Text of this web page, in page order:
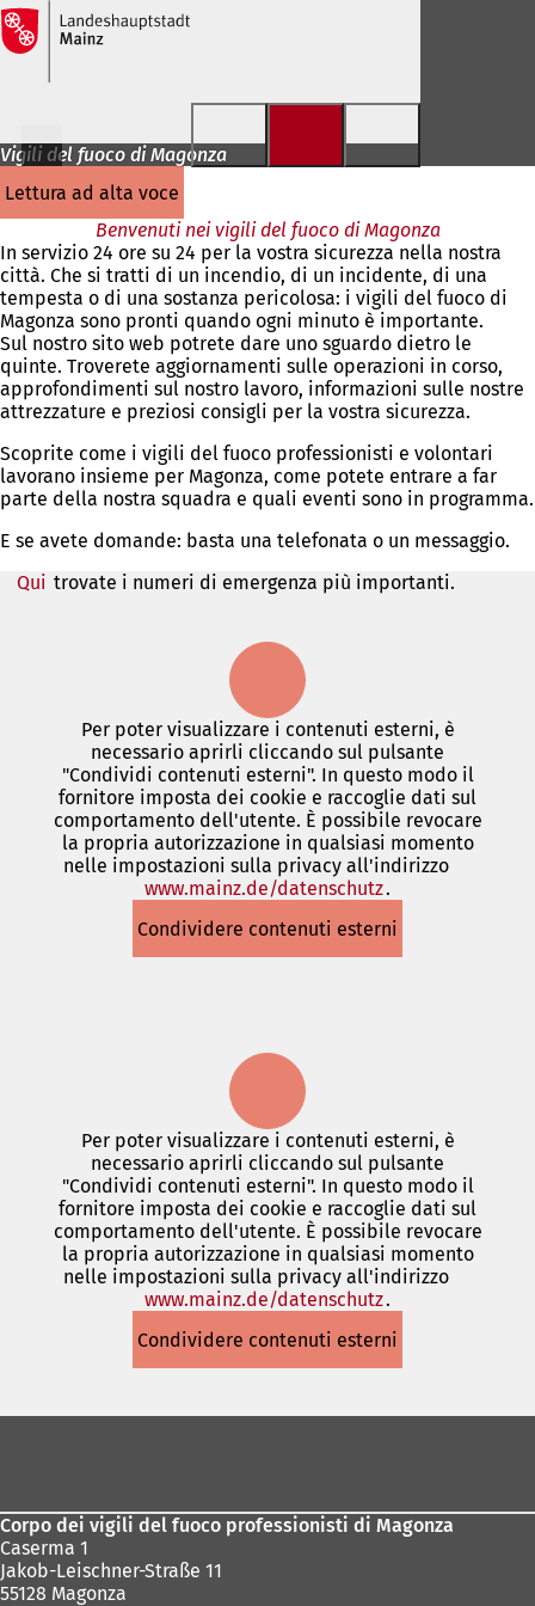
Vai al contenuto
Vigili del fuoco di Magonza
lettura ad alta voce
Benvenuti nei vigili del fuoco di Magonza
In servizio 24 ore su 24 per la vostra sicurezza nella nostra
città. Che si tratti di un incendio, di un incidente, di una
tempesta o di una sostanza pericolosa: i vigili del fuoco di
Magonza sono pronti quando ogni minuto è importante.
Sul nostro sito web potrete dare uno sguardo dietro le
quinte. Troverete aggiornamenti sulle operazioni in corso,
approfondimenti sul nostro lavoro, informazioni sulle nostre
attrezzature e preziosi consigli per la vostra sicurezza.
Scoprite come i vigili del fuoco professionisti e volontari
lavorano insieme per Magonza, come potete entrare a far
parte della nostra squadra e quali eventi sono in programma.
E se avete domande: basta una telefonata o un messaggio.
Qui trovate i numeri di emergenza più importanti.
Per poter visualizzare i contenuti esterni, è
necessario aprirli cliccando sul pulsante
"Condividi contenuti esterni". In questo modo il
fornitore imposta dei cookie e raccoglie dati sul
comportamento dell'utente. È possibile revocare
la propria autorizzazione in qualsiasi momento
nelle impostazioni sulla privacy all'indirizzo
www.mainz.de/datenschutz(Si
in
una
.
Condividere contenuti esterni
Per poter visualizzare i contenuti esterni, è
necessario aprirli cliccando sul pulsante
"Condividi contenuti esterni". In questo modo il
fornitore imposta dei cookie e raccoglie dati sul
comportamento dell'utente. È possibile revocare
la propria autorizzazione in qualsiasi momento
nelle impostazioni sulla privacy all'indirizzo
www.mainz.de/datenschutz(Si
in
una
scheda)
.
Condividere contenuti esterni
Corpo dei vigili del fuoco professionisti di Magonza
Caserma 1
Jakob-Leischner-Straße 11
55128 Magonza